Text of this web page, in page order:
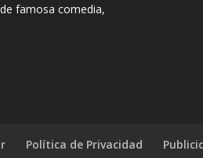
famosa comedia,
Política de Privacidad